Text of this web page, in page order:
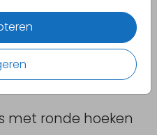
met ronde hoeken